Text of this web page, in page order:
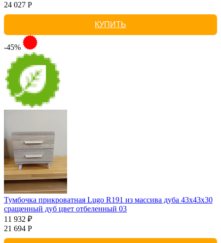
24 027 Р
КУПИТЬ
-45%
Тумбочка прикроватная Lugo R191 из массива дуба 43х43х30
сращенный дуб цвет отбеленный 03
11 932 ₽
21 694 Р